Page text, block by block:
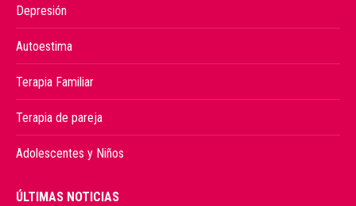
Depresión
Autoestima
Terapia Familiar
Terapia de pareja
Adolescentes y Niños
ÚLTIMAS NOTICIAS